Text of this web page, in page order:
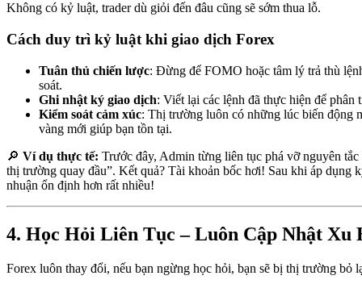
Không có kỷ luật, trader dù giỏi đến đâu cũng sẽ sớm thua lỗ.
Cách duy trì kỷ luật khi giao dịch Forex
Tuân thủ chiến lược: Đừng để FOMO hoặc tâm lý trả thù
soát.
Ghi nhật ký giao dịch: Viết lại các lệnh đã thực hiện để phân
Kiểm soát cảm xúc: Thị trường luôn có những lúc biến động
vàng mới giúp bạn tồn tại.
🔎 Ví dụ thực tế: Trước đây, Admin từng liên tục phá vỡ nguyên
thị trường quay đầu”. Kết quả? Tài khoản bốc hơi! Sau khi áp dụng
nhuận ổn định hơn rất nhiều!
4. Học Hỏi Liên Tục – Luôn Cập Nhật Xu
Forex luôn thay đổi, nếu bạn ngừng học hỏi, bạn sẽ bị thị trường bỏ